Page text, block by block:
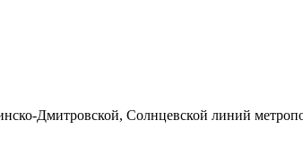
Дмитровской, Солнцевской линий